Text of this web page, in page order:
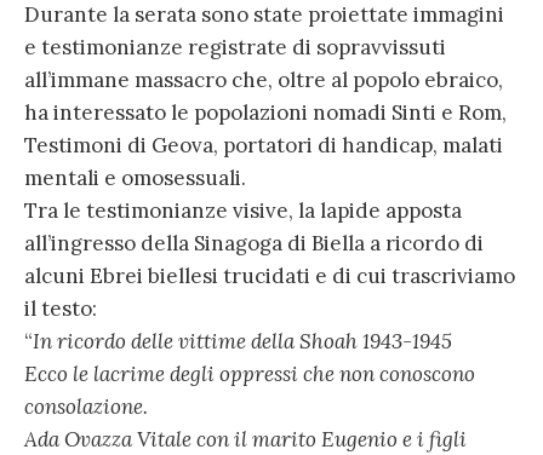
Durante la serata sono state proiettate immagini
e testimonianze registrate di sopravvissuti
all’immane massacro che, oltre al popolo ebraico,
ha interessato le popolazioni nomadi Sinti e Rom,
Testimoni di Geova, portatori di handicap, malati
mentali e omosessuali.
Tra le testimonianze visive, la lapide apposta
all’ingresso della Sinagoga di Biella a ricordo di
alcuni Ebrei biellesi trucidati e di cui trascriviamo
il testo:
“In ricordo delle vittime della Shoah 1943-1945
Ecco le lacrime degli oppressi che non conoscono
consolazione.
Ada Ovazza Vitale con il marito Eugenio e i figli